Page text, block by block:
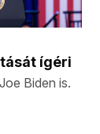
ígéri
Biden is.